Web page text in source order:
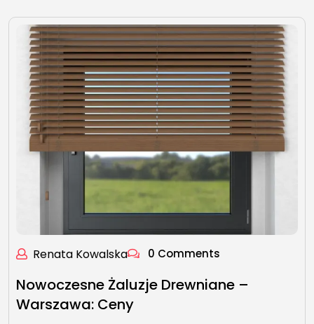
Renata Kowalska 0 Comments
Nowoczesne Żaluzje Drewniane –
Warszawa: Ceny